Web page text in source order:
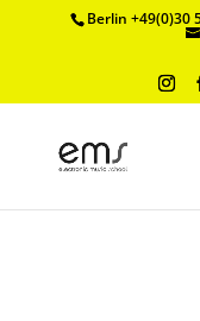
Berlin +49(0)30